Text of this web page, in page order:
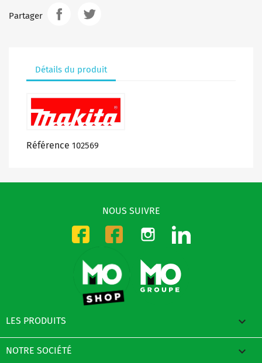
Partager
Détails du produit
Référence 102569
NOUS SUIVRE
Facebook-CMOFacebook-DMO
Instagram
LES PRODUITS 
NOTRE SOCIÉTÉ 